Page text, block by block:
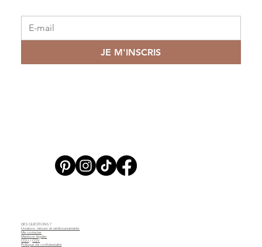
JE M'INSCRIS
DES QUESTIONS ?
Livraison, retours et remboursements
Me contacter
Mentions légales
CGU /CGV
Politique de confidentialité